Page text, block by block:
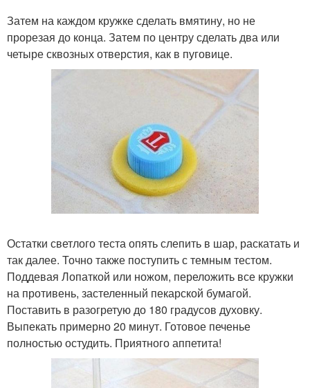
Затем на каждом кружке сделать вмятину, но не
прорезая до конца. Затем по центру сделать два или
четыре сквозных отверстия, как в пуговице.
Остатки светлого теста опять слепить в шар, раскатать и
так далее. Точно также поступить с темным тестом.
Поддевая Лопаткой или ножом, переложить все кружки
на противень, застеленный пекарской бумагой.
Поставить в разогретую до 180 градусов духовку.
Выпекать примерно 20 минут. Готовое печенье
полностью остудить. Приятного аппетита!